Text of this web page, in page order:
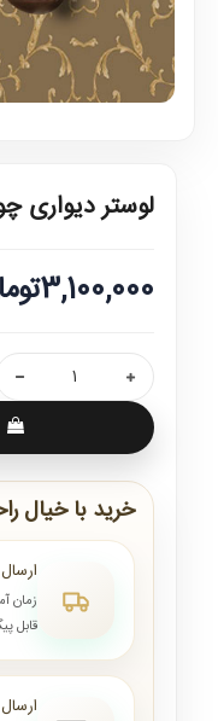
لوستر دیواری
3,100,000تومان
خرید با خیال
ارسال از ۷ روز الی
زمان
قابل